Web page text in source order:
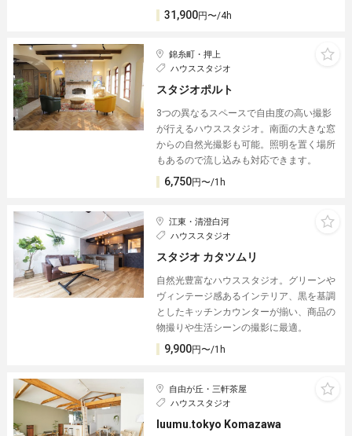
31,900円〜/4h
錦糸町・押上
ハウススタジオ
スタジオポルト
3つの異なるスペースで自由度の高い撮影
が行えるハウススタジオ。南面の大きな窓
からの自然光撮影も可能。照明を置く場所
もあるので流し込みも対応できます。
6,750円〜/1h
江東・清澄白河
ハウススタジオ
スタジオ カタツムリ
自然光豊富なハウススタジオ。グリーンや
ヴィンテージ感あるインテリア、黒を基調
としたキッチンカウンターが揃い、商品の
物撮りや生活シーンの撮影に最適。
9,900円〜/1h
自由が丘・三軒茶屋
ハウススタジオ
luumu.tokyo Komazawa